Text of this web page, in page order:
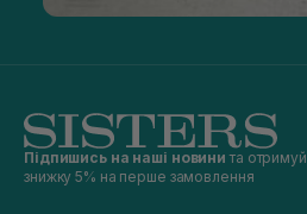
Підпишись на наші новини та отримуй
знижку 5% на перше замовлення